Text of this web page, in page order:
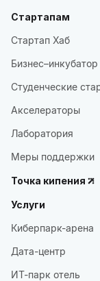
Стартапам
Стартап Хаб
Бизнес–инкубатор
Студенческие
Акселераторы
Лаборатория
Меры поддержки
Точка кипения
Услуги
Киберпарк-арена
Дата-центр
ИТ-парк отель